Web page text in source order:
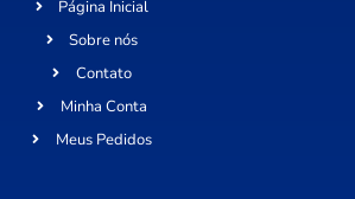
Página Inicial
Sobre nós
Contato
Minha Conta
Meus Pedidos